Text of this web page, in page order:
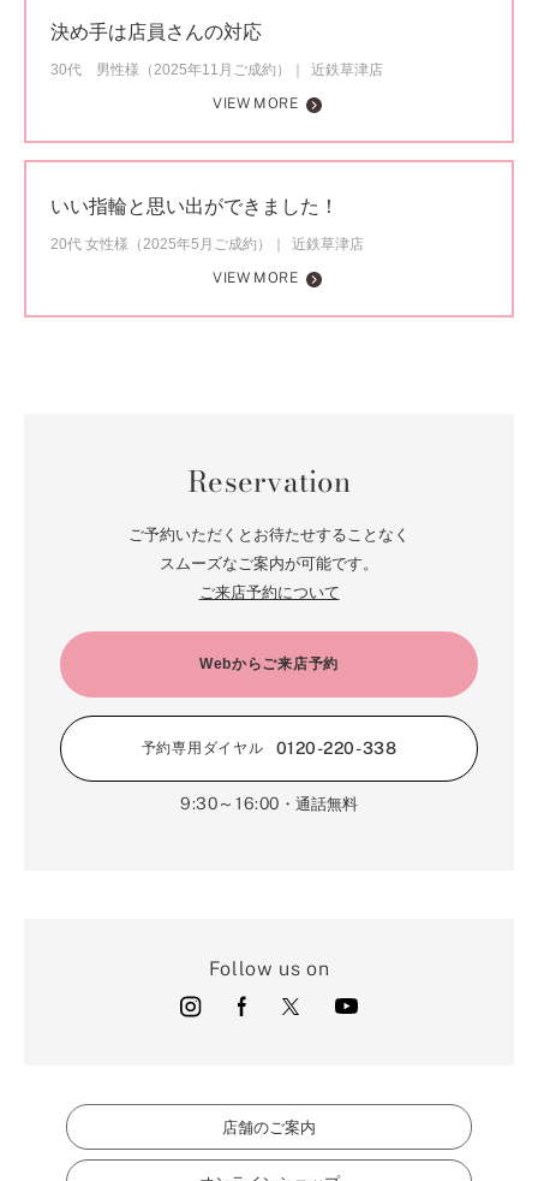
決め手は店員さんの対応
30代 男性様（2025年11月ご成約）
近鉄草津店
VIEW MORE
いい指輪と思い出ができました！
20代 女性様（2025年5月ご成約）
近鉄草津店
VIEW MORE
Reservation
ご予約いただくとお待たせすることなく
スムーズなご案内が可能です。
ご来店予約について
Webからご来店予約
予約専用ダイヤル 0120-220-338
9:30～16:00 ・通話無料
Follow us on
店舗のご案内